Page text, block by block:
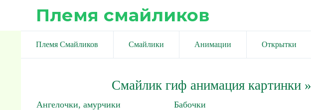
Племя смайликов
Племя Смайликов Смайлики Анимации Открытки
Смайлик гиф анимация картинки»
Ангелочки, амурчики Бабочки